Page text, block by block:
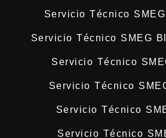
Servicio Técnico
Servicio Técnico SMEG
Servicio Técnico
Servicio Técnico
Servicio Técnico
Servicio Técnico